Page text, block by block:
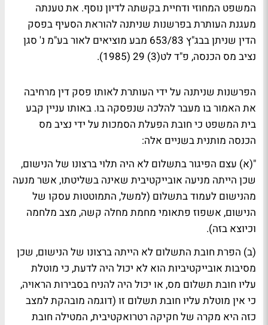
המשפט המחוזי ודחיית בקשתה לדיון נוסף. את טענתה
מעגנת העותרת בפרשנות שניתנה להוראת הסעיף בפסק
הדין שניתן בבג"ץ 653/83 מבע מוציאים לאור בע"מ נ' סגן
נציב מס הכנסה, פ"ד לט(3) 29 (1985).
הפרשנות שניתנה על ידי העותרת לאותו פסק דין מרחיבה
את האמור בו מעבר להלכה שנפסקה בו. באותו עניין קבע
בית המשפט כי חובת הפעלת הסמכות על ידי נציב מס
הכנסה מותנית בשניים אלה:
"(א) עצם הפיגור בתשלום לא היה תלוי ברצונו של הנישום,
שכן הייתה מניעה אובייקטיבית שאינה בשליטתו, אשר מנעה
מהנישום לעמוד בתשלום (למשל, התמוטטות עסקו של
הנישום, אשפוז פתאומי מחמת מחלה קשה, מצב מלחמה
וכיוצא בזה).
(ב) הפרת חובת התשלום לא הייתה ברצונו של הנישום, שכן
מסיבות אובייקטיביות הוא לא יכול היה לדעת, כי מוטלת
עליו חובת תשלום מס, או יכול היה להניח בסבירות הראויה,
כי אין מוטלת עליו חובת תשלום זו (דוגמה מובהקת למצב
כזה היא מקרה של חקיקה רטרואקטיבית, המטילה חובת